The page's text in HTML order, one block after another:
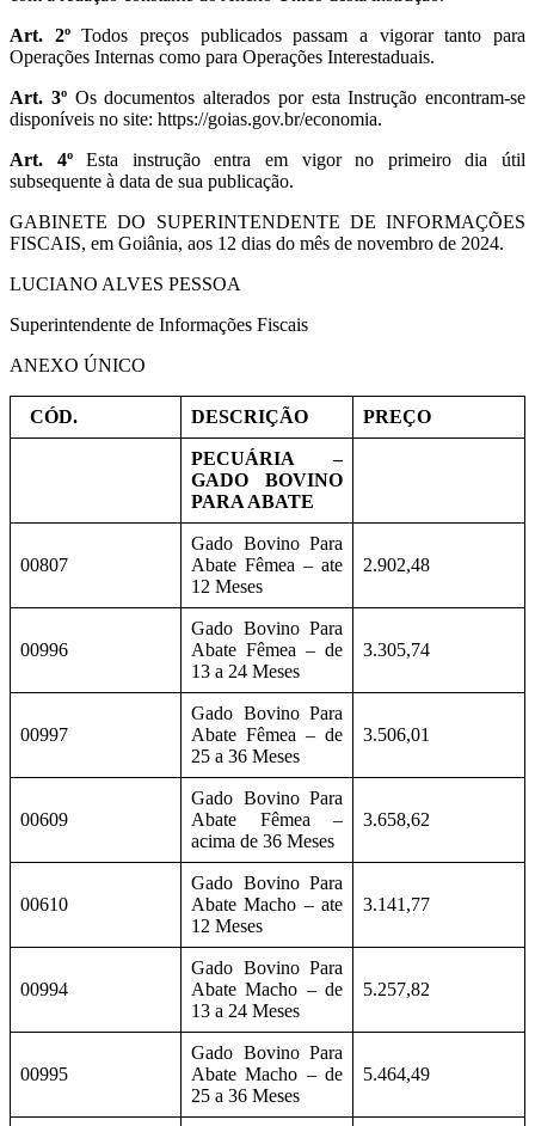
Art. 2ºTodos preços publicados passam a vigorar tanto para
Operações Internas como para Operações Interestaduais.
Art. 3ºOs documentos alterados por esta Instrução encontram-se
disponíveis no site: https://goias.gov.br/economia.
Art. 4ºEsta instrução entra em vigor no primeiro dia útil
subsequente à data de sua publicação.
GABINETE DO SUPERINTENDENTE DE INFORMAÇÕES
FISCAIS, em Goiânia, aos 12 dias do mês de novembro de 2024.
LUCIANO ALVES PESSOA
Superintendente de Informações Fiscais
ANEXO ÚNICO
CÓD. DESCRIÇÃO PREÇO
PECUÁRIA –
GADO BOVINO
PARA ABATE
00807
Gado Bovino Para
Abate Fêmea – ate
12 Meses
2.902,48
00996
Gado Bovino Para
Abate Fêmea – de
13 a 24 Meses
3.305,74
00997
Gado Bovino Para
Abate Fêmea – de
25 a 36 Meses
3.506,01
00609
Gado Bovino Para
Abate Fêmea –
acima de 36 Meses
3.658,62
00610
Gado Bovino Para
Abate Macho – ate
12 Meses
3.141,77
00994
Gado Bovino Para
Abate Macho – de
13 a 24 Meses
5.257,82
00995
Gado Bovino Para
Abate Macho – de
25 a 36 Meses
5.464,49